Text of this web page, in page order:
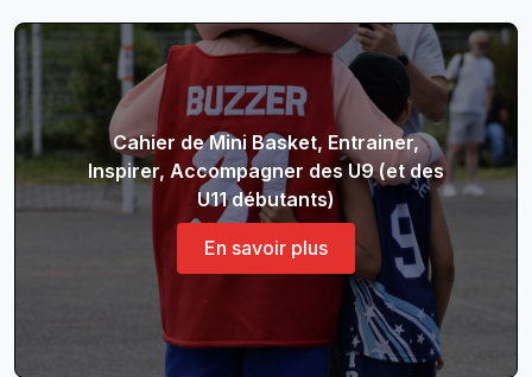
Cahier de Mini Basket, Entrainer,
Inspirer, Accompagner des U9 (et des
U11 débutants)
En savoir plus